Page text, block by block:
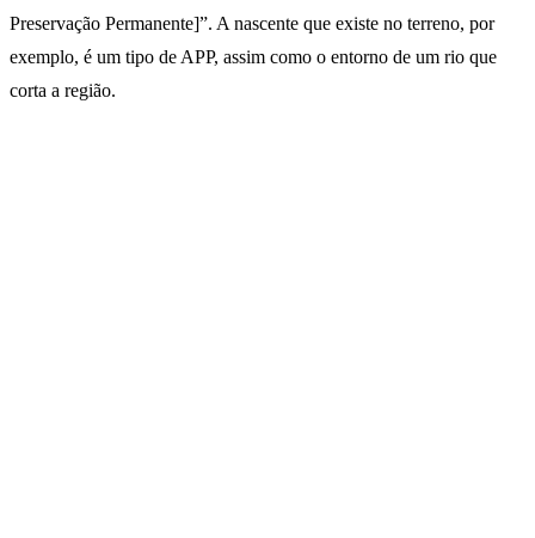
Preservação Permanente]”. A nascente que existe no terreno, por
exemplo, é um tipo de APP, assim como o entorno de um rio que
corta a região.